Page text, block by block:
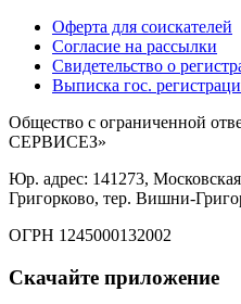
Оферта для соискателей
Согласие на рассылки
Свидетельство о
Выписка гос.
Общество с ограниченной
СЕРВИСЕЗ»
Юр. адрес: 141273,
Григорково, тер. Вишни-
ОГРН 1245000132002
Скачайте приложение